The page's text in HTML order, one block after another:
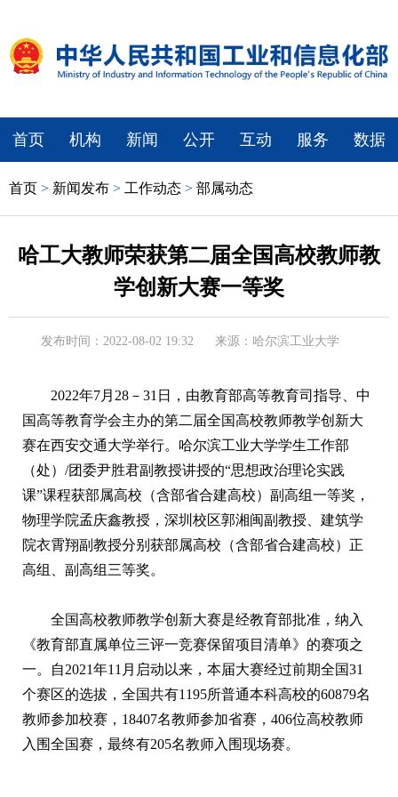
首页 机构 新闻 公开 互动 服务 数据
首页 > 新闻发布 > 工作动态 > 部属动态
哈工大教师荣获第二届全国高校教师教
学创新大赛一等奖
发布时间：2022-08-02 19:32 来源：哈尔滨工业大学
2022年7月28－31日，由教育部高等教育司指导、中
国高等教育学会主办的第二届全国高校教师教学创新大
赛在西安交通大学举行。哈尔滨工业大学学生工作部
（处）/团委尹胜君副教授讲授的“思想政治理论实践
课”课程获部属高校（含部省合建高校）副高组一等奖，
物理学院孟庆鑫教授，深圳校区郭湘闽副教授、建筑学
院衣霄翔副教授分别获部属高校（含部省合建高校）正
高组、副高组三等奖。
全国高校教师教学创新大赛是经教育部批准，纳入
《教育部直属单位三评一竞赛保留项目清单》的赛项之
一。自2021年11月启动以来，本届大赛经过前期全国31
个赛区的选拔，全国共有1195所普通本科高校的60879名
教师参加校赛，18407名教师参加省赛，406位高校教师
入围全国赛，最终有205名教师入围现场赛。